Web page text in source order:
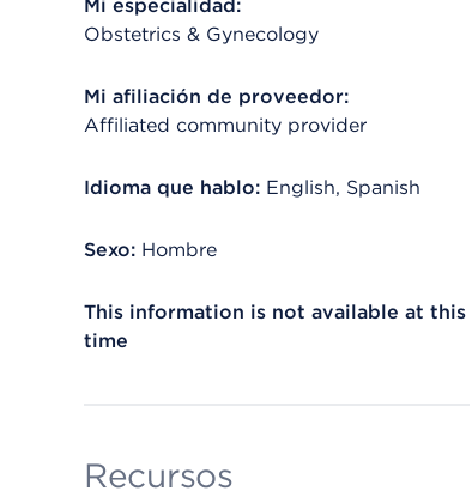
Mi especialidad:
Obstetrics & Gynecology
Mi afiliación de proveedor:
Affiliated community provider
Idioma que hablo: English, Spanish
Sexo: Hombre
This information is not available at this
time
Recursos